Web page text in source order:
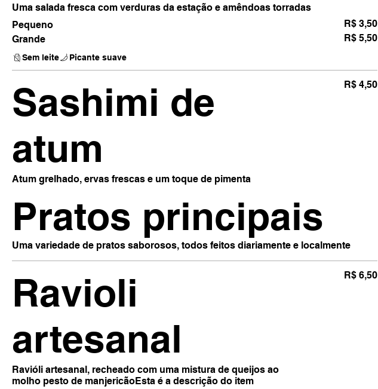
Uma salada fresca com verduras da estação e amêndoas torradas
Pequeno
R$ 3,50
Grande
R$ 5,50
Sem leite Picante suave
Sashimi de
atum
Atum grelhado, ervas frescas e um toque de pimenta
R$ 4,50
Pratos principais
Uma variedade de pratos saborosos, todos feitos diariamente e localmente
Ravioli
artesanal
Ravióli artesanal, recheado com uma mistura de queijos ao
molho pesto de manjericãoEsta é a descrição do item
R$ 6,50